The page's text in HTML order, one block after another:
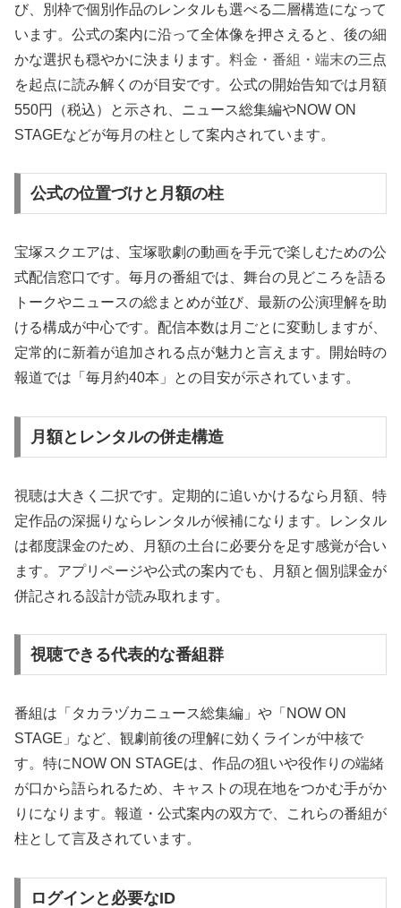
び、別枠で個別作品のレンタルも選べる二層構造になって
います。公式の案内に沿って全体像を押さえると、後の細
かな選択も穏やかに決まります。 料金・番組・端末の三点
を起点に読み解くのが目安です。公式の開始告知では月額
550円（税込）と示され、ニュース総集編やNOW ON
STAGEなどが毎月の柱として案内されています。
公式の位置づけと月額の柱
宝塚スクエアは、宝塚歌劇の動画を手元で楽しむための公
式配信窓口です。毎月の番組では、舞台の見どころを語る
トークやニュースの総まとめが並び、最新の公演理解を助
ける構成が中心です。配信本数は月ごとに変動しますが、
定常的に新着が追加される点が魅力と言えます。開始時の
報道では「毎月約40本」との目安が示されています。
月額とレンタルの併走構造
視聴は大きく二択です。定期的に追いかけるなら月額、特
定作品の深掘りならレンタルが候補になります。レンタル
は都度課金のため、月額の土台に必要分を足す感覚が合い
ます。アプリページや公式の案内でも、月額と個別課金が
併記される設計が読み取れます。
視聴できる代表的な番組群
番組は「タカラヅカニュース総集編」や「NOW ON
STAGE」など、観劇前後の理解に効くラインが中核で
す。特にNOW ON STAGEは、作品の狙いや役作りの端緒
が口から語られるため、キャストの現在地をつかむ手がか
りになります。報道・公式案内の双方で、これらの番組が
柱として言及されています。
ログインと必要なID